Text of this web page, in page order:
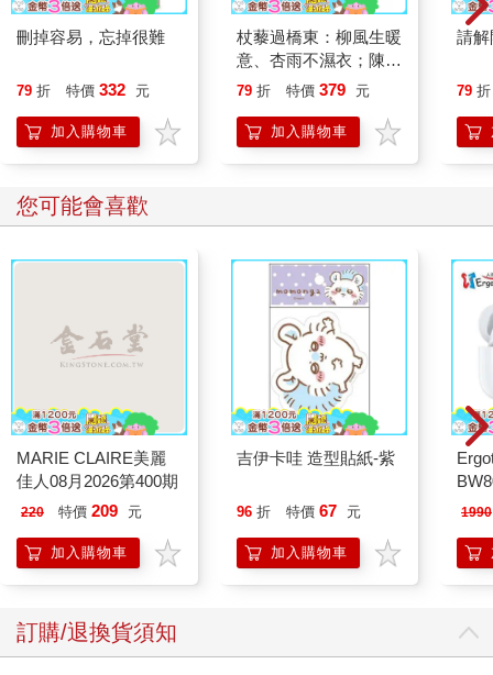
刪掉容易，忘掉很難
79 折 特價 332 元
加入購物車
杖藜過橋東：柳風生暖
意、杏雨不濕衣；陳亮
恭談以心轉境的適齡漫
79 折 特價 379 元
加入購物車
請解
79 折
您可能會喜歡
MARIE CLAIRE美麗
佳人08月2026第400期
220 特價 209 元
加入購物車
吉伊卡哇 造型貼紙-紫
96 折 特價 67 元
加入購物車
1990
訂購/退換貨須知